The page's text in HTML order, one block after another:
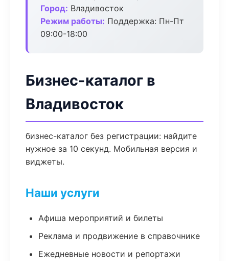
Город: Владивосток
Режим работы: Поддержка: Пн-Пт
09:00-18:00
Бизнес-каталог в
Владивосток
бизнес-каталог без регистрации: найдите
нужное за 10 секунд. Мобильная версия и
виджеты.
Наши услуги
Афиша мероприятий и билеты
Реклама и продвижение в справочнике
Ежедневные новости и репортажи